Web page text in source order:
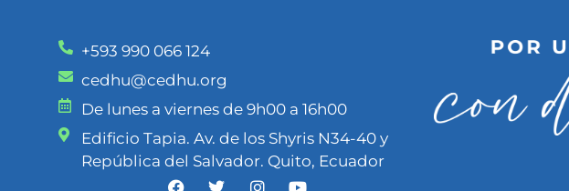
+593 990 066 124
cedhu@cedhu.org
De lunes a viernes de 9h00 a 16h00
Edificio Tapia. Av. de los Shyris N34-40 y
República del Salvador. Quito, Ecuador